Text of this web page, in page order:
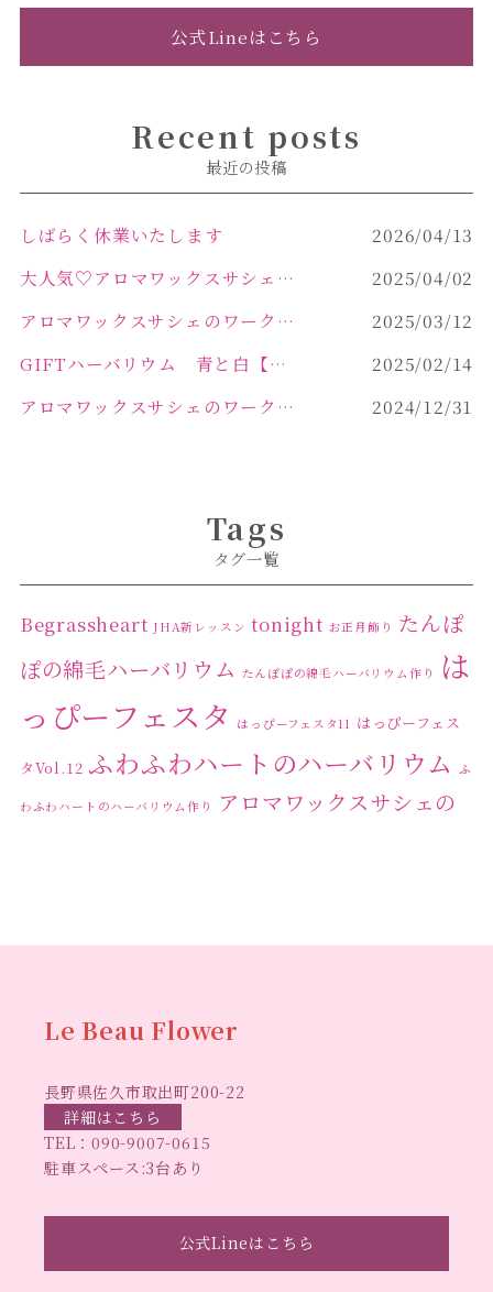
公式Lineはこちら
Recent posts
最近の投稿
しばらく休業いたします
2026/04/13
大人気♡アロマワックスサシェ作り
2025/04/02
アロマワックスサシェのワークショップinPOLA中込原店 VOL.2
2025/03/12
GIFTハーバリウム 青と白【佐久市 ハーバリウム ギフト】
2025/02/14
アロマワックスサシェのワークショップinPOLA中込原店ご報告【佐久市 キャンドル サシェ】
2024/12/31
Tags
タグ一覧
Begrassheart JHA新レッスン tonight お正月飾り たんぽ
ぽの綿毛ハーバリウム たんぽぽの綿毛ハーバリウム作り
は
っぴーフェスタ
はっぴーフェスタ11 はっぴーフェス
タVol.12 ふわふわハートのハーバリウム ふ
わふわハートのハーバリウム作り
アロマワックスサシェの
リウムレッスン
スハート ベッドサイドライト
リジナルデザイン 仏花ハーバリウム
手作りクリスマスリース
りハーバリウム手作りプレゼント 長
Le Beau Flower
長野県佐久市取出町200-22
詳細はこちら
TEL：090-9007-0615
駐車スペース:3台あり
公式Lineはこちら